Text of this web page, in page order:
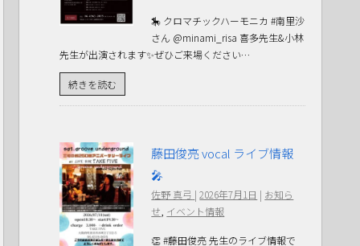
🎠 クロマチックハーモニカ #南里沙
さん @minami_risa 喜多先生&小林
先生が出演されます✨ぜひご来場ください…
続きを読む
藤田俊亮 vocal ライブ情報
🎤
佐野 真弓 | 2026年7月1日 | お知ら
せ イベント情報
👏 #藤田俊亮 先生のライブ情報で